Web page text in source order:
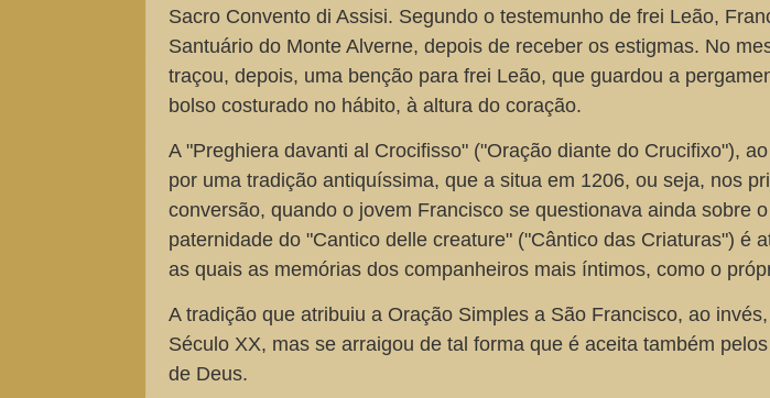
Sacro Convento di Assisi. Segundo o testemunho de frei Leão,
Santuário do Monte Alverne, depois de receber os estigmas. No
traçou, depois, uma benção para frei Leão, que guardou a
bolso costurado no hábito, à altura do coração.
A "Preghiera davanti al Crocifisso" ("Oração diante do Crucifixo"),
por uma tradição antiquíssima, que a situa em 1206, ou seja, nos
conversão, quando o jovem Francisco se questionava ainda sobre
paternidade do "Cantico delle creature" ("Cântico das Criaturas") é
as quais as memórias dos companheiros mais íntimos, como o
A tradição que atribuiu a Oração Simples a São Francisco, ao
Século XX, mas se arraigou de tal forma que é aceita também
de Deus.